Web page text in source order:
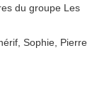
du groupe Les
Sophie, Pierre